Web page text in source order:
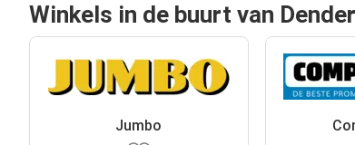
Winkels in de buurt van
Jumbo